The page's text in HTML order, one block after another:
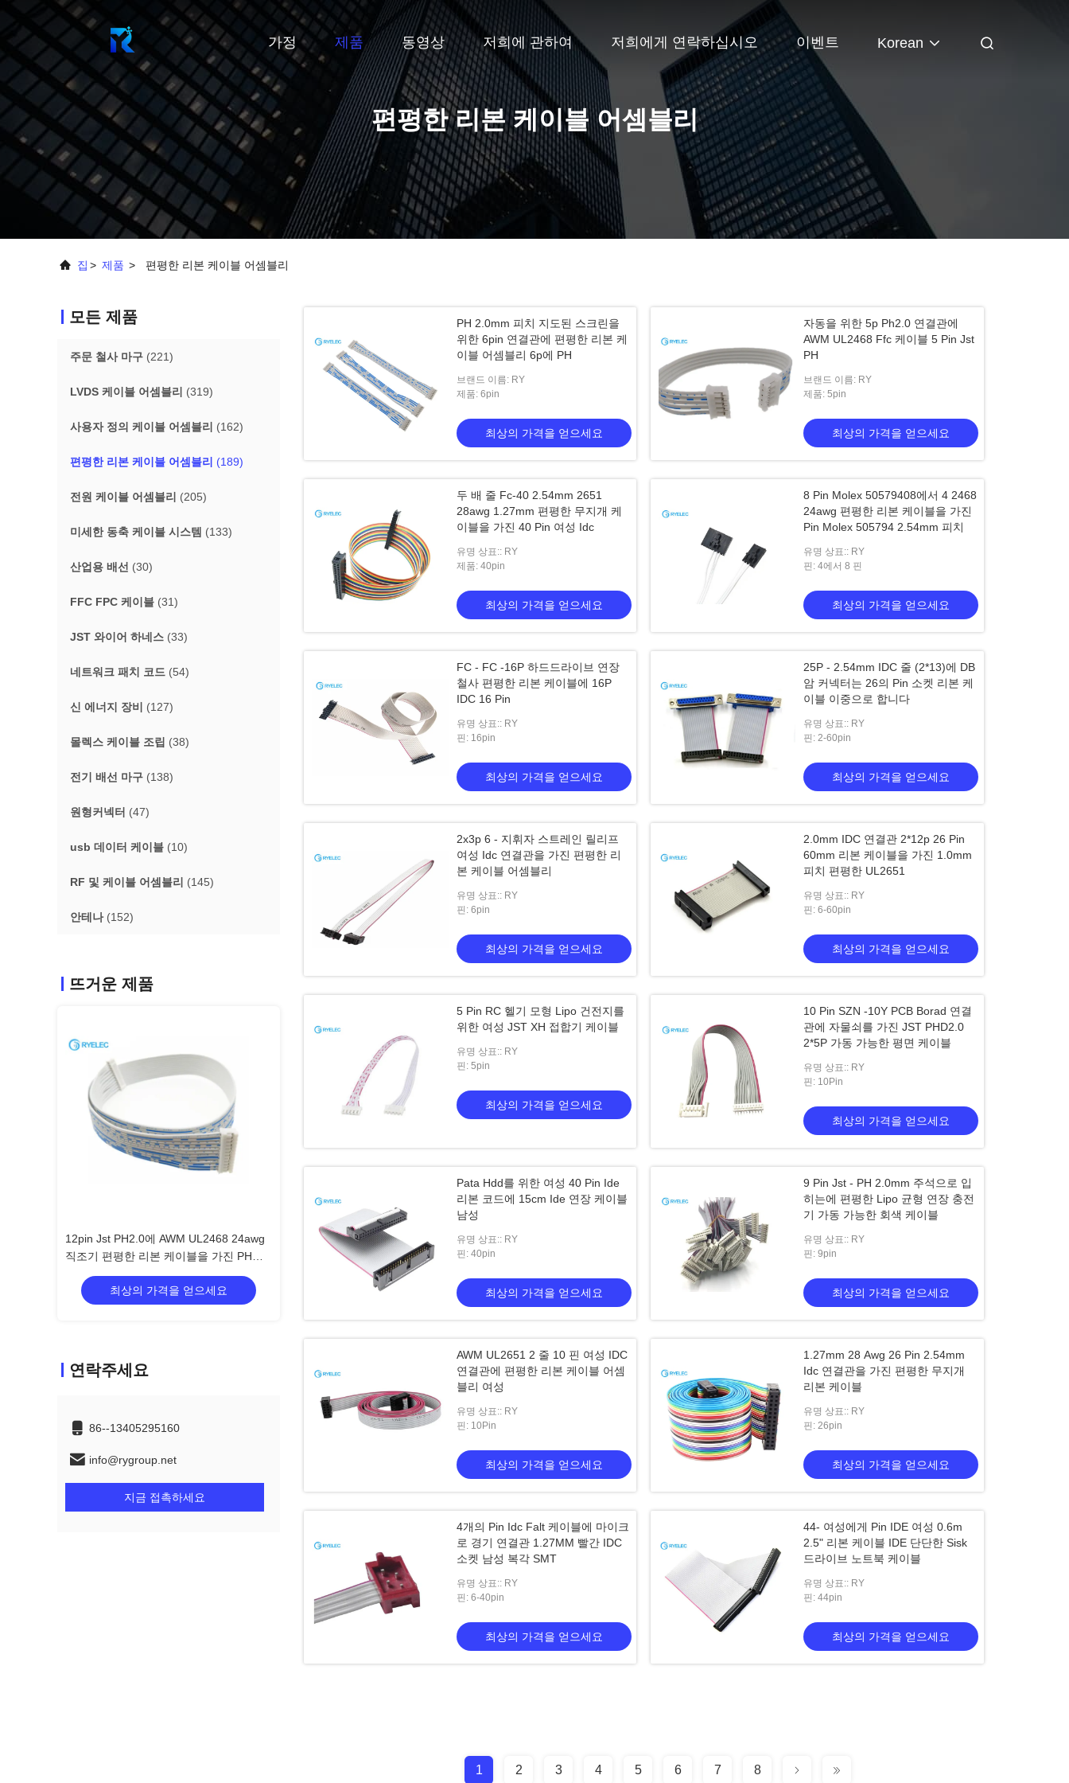
가정 제품 동영상 저희에 관하여 저희에게 연락하십시오 이벤트 Korean
편평한 리본 케이블 어셈블리
집 > 제품 > 편평한 리본 케이블 어셈블리
모든 제품
주문 철사 마구 (221)
LVDS 케이블 어셈블리 (319)
사용자 정의 케이블 어셈블리 (162)
편평한 리본 케이블 어셈블리 (189)
전원 케이블 어셈블리 (205)
미세한 동축 케이블 시스템 (133)
산업용 배선 (30)
FFC FPC 케이블 (31)
JST 와이어 하네스 (33)
네트워크 패치 코드 (54)
신 에너지 장비 (127)
몰렉스 케이블 조립 (38)
전기 배선 마구 (138)
원형커넥터 (47)
usb 데이터 케이블 (10)
RF 및 케이블 어셈블리 (145)
안테나(152)
뜨거운 제품
12pin 2mm 평면 리본 케이블 집합
최상의 가격을 얻으세요
12pin Jst PH2.0에 AWM UL2468 24awg
직조기 편평한 리본 케이블을 가진 PH
최상의 가격을 얻으세요
12pin 2mm 평면 리본 케이블 집합
최상의 가격을 얻으세요
연락주세요
86--13405295160
info@rygroup.net
지금 접촉하세요
PH 2.0mm 피치 지도된 스크린을
위한 6pin 연결관에 편평한 리본 케
이블 어셈블리 6p에 PH
브랜드 이름: RY
제품: 6pin
최상의 가격을 얻으세요
자동을 위한 5p Ph2.0 연결관에
AWM UL2468 Ffc 케이블 5 Pin Jst
PH
브랜드 이름: RY
제품: 5pin
최상의 가격을 얻으세요
두 배 줄 Fc-40 2.54mm 2651
28awg 1.27mm 편평한 무지개 케
이블을 가진 40 Pin 여성 Idc
유명 상표:: RY
제품: 40pin
최상의 가격을 얻으세요
8 Pin Molex 50579408에서 4 2468
24awg 편평한 리본 케이블을 가진
Pin Molex 505794 2.54mm 피치
유명 상표:: RY
핀: 4에서 8 핀
최상의 가격을 얻으세요
FC - FC -16P 하드드라이브 연장
철사 편평한 리본 케이블에 16P
IDC 16 Pin
유명 상표:: RY
핀: 16pin
최상의 가격을 얻으세요
25P - 2.54mm IDC 줄 (2*13)에 DB
암 커넥터는 26의 Pin 소켓 리본 케
이블 이중으로 합니다
유명 상표:: RY
핀: 2-60pin
최상의 가격을 얻으세요
2x3p 6 - 지휘자 스트레인 릴리프
여성 Idc 연결관을 가진 편평한 리
본 케이블 어셈블리
유명 상표:: RY
핀: 6pin
최상의 가격을 얻으세요
2.0mm IDC 연결관 2*12p 26 Pin
60mm 리본 케이블을 가진 1.0mm
피치 편평한 UL2651
유명 상표:: RY
핀: 6-60pin
최상의 가격을 얻으세요
5 Pin RC 헬기 모형 Lipo 건전지를
위한 여성 JST XH 접합기 케이블
유명 상표:: RY
핀: 5pin
최상의 가격을 얻으세요
10 Pin SZN -10Y PCB Borad 연결
관에 자물쇠를 가진 JST PHD2.0
2*5P 가동 가능한 평면 케이블
유명 상표:: RY
핀: 10Pin
최상의 가격을 얻으세요
Pata Hdd를 위한 여성 40 Pin Ide
리본 코드에 15cm Ide 연장 케이블
남성
유명 상표:: RY
핀: 40pin
최상의 가격을 얻으세요
9 Pin Jst - PH 2.0mm 주석으로 입
히는에 편평한 Lipo 균형 연장 충전
기 가동 가능한 회색 케이블
유명 상표:: RY
핀: 9pin
최상의 가격을 얻으세요
AWM UL2651 2 줄 10 핀 여성 IDC
연결관에 편평한 리본 케이블 어셈
블리 여성
유명 상표:: RY
핀: 10Pin
최상의 가격을 얻으세요
1.27mm 28 Awg 26 Pin 2.54mm
Idc 연결관을 가진 편평한 무지개
리본 케이블
유명 상표:: RY
핀: 26pin
최상의 가격을 얻으세요
4개의 Pin Idc Falt 케이블에 마이크
로 경기 연결관 1.27MM 빨간 IDC
소켓 남성 복각 SMT
유명 상표:: RY
핀: 6-40pin
최상의 가격을 얻으세요
44- 여성에게 Pin IDE 여성 0.6m
2.5" 리본 케이블 IDE 단단한 Sisk
드라이브 노트북 케이블
유명 상표:: RY
핀: 44pin
최상의 가격을 얻으세요
1 2 3 4 5 6 7 8